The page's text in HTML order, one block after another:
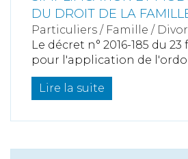
DU DROIT DE LA
Particuliers / Famille /
Le décret n° 2016-185 du
pour l'application de
Lire la suite